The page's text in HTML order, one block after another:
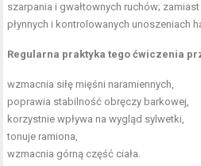
szarpania i gwałtownych ruchów;
płynnych i kontrolowanych unoszeniach
Regularna praktyka tego ćwiczenia
wzmacnia siłę mięśni naramiennych,
poprawia stabilność obręczy barkowej,
korzystnie wpływa na wygląd sylwetki,
tonuje ramiona,
wzmacnia górną część ciała.